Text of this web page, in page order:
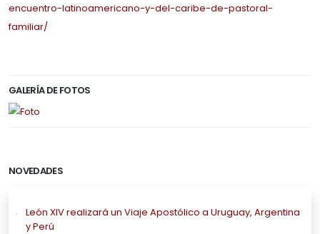
NOVEDADES
León XIV realizará un Viaje Apostólico a Uruguay, Argentina
y Perú
encuentro-latinoamericano-y-del-caribe-de-pastoral-
familiar/
GALERÍA DE FOTOS